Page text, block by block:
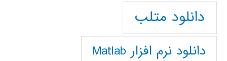
دانلود متلب
دانلود نرم افزار Matlab